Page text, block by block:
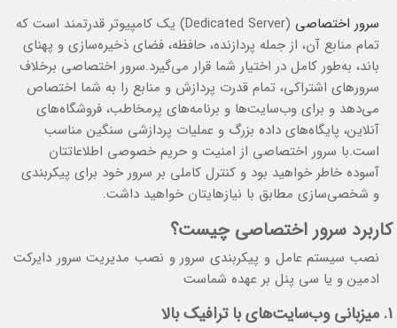
سرور اختصاصی
(Dedicated Server) یک کامپیوتر قدرتمند است که
تمام منابع آن، از جمله پردازنده، حافظه، فضای ذخیره‌سازی و پهنای
باند، به‌طور کامل در اختیار شما قرار می‌گیرد.سرور اختصاصی برخلاف
سرورهای اشتراکی، تمام قدرت پردازش و منابع را به شما اختصاص
می‌دهد و برای وب‌سایت‌ها و برنامه‌های پرمخاطب، فروشگاه‌های
آنلاین، پایگاه‌های داده بزرگ و عملیات پردازشی سنگین مناسب
است.با سرور اختصاصی از امنیت و حریم خصوصی اطلاعاتتان
آسوده خاطر خواهید بود و کنترل کاملی بر سرور خود برای پیکربندی
و شخصی‌سازی مطابق با نیازهایتان خواهید داشت.
کاربرد سرور اختصاصی چیست؟
نصب سیستم عامل و پیکربندی سرور و نصب مدیریت سرور دایرکت
ادمین و یا سی پنل بر عهده شماست
۱. میزبانی وب‌سایت‌های با ترافیک بالا